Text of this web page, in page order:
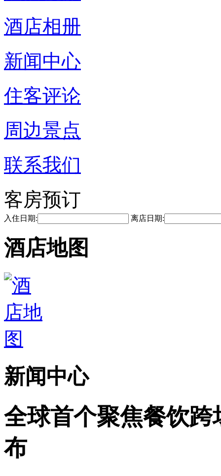
酒店相册
新闻中心
住客评论
周边景点
联系我们
客房预订
入住日期: 离店日期:
酒店地图
新闻中心
全球首个聚焦餐饮
布